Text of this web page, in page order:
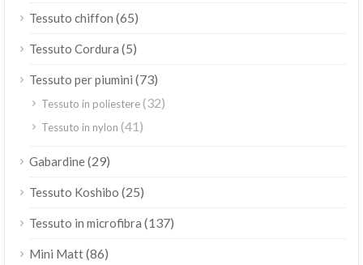
Tessuto chiffon (65)
Tessuto Cordura (5)
Tessuto per piumini (73)
Tessuto in poliestere(32)
Tessuto in nylon (41)
Gabardine(29)
Tessuto Koshibo (25)
Tessuto in microfibra (137)
Mini Matt(86)